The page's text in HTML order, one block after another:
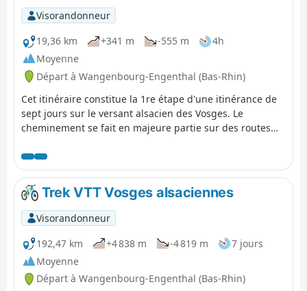
Visorandonneur
19,36 km
+341 m -555 m
4h
Moyenne
Départ à Wangenbourg-Engenthal (Bas-Rhin)
Cet itinéraire constitue la 1re étape d'une itinérance de
sept jours sur le versant alsacien des Vosges. Le
cheminement se fait en majeure partie sur des routes
constitué de plaquettes sur lesquelles figurent un logo
VTT Orange ou Rouge accompagné de la mention TMV
(Traversée du Massif Vosgien). Cette première étape est
courte afin de se familiariser avec le terrain et la
signalétique.
Trek VTT Vosges alsaciennes
Visorandonneur
192,47 km
+4 838 m -4 819 m
7 jours
Moyenne
Départ à Wangenbourg-Engenthal (Bas-Rhin)